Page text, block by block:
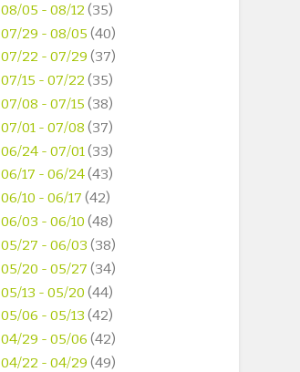
08/05 - 08/12 (35)
07/29 - 08/05 (40)
07/22 - 07/29 (37)
07/15 - 07/22 (35)
07/08 - 07/15 (38)
07/01 - 07/08 (37)
06/24 - 07/01(33)
06/17 - 06/24(43)
06/10 - 06/17 (42)
06/03 - 06/10 (48)
05/27 - 06/03 (38)
05/20 - 05/27 (34)
05/13 - 05/20 (44)
05/06 - 05/13 (42)
04/29 - 05/06 (42)
04/22 - 04/29 (49)